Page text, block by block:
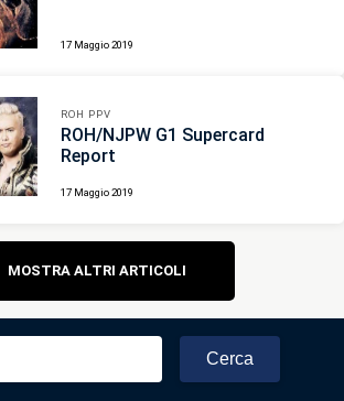
17 Maggio 2019
ROH PPV
ROH/NJPW G1 Supercard
Report
17 Maggio 2019
MOSTRA ALTRI ARTICOLI